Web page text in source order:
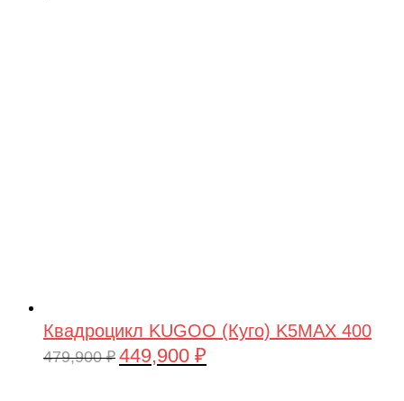
Квадроцикл KUGOO (Куго) K5MAX 400
479,900₽ Первоначальная
449,900 ₽